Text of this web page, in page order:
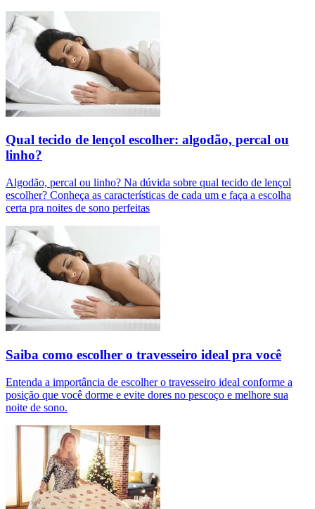
Qual tecido de lençol escolher: algodão, percal ou
linho?
Algodão, percal ou linho? Na dúvida sobre qual tecido de lençol
escolher? Conheça as características de cada um e faça a escolha
certa pra noites de sono perfeitas
Saiba como escolher o travesseiro ideal pra você
Entenda a importância de escolher o travesseiro ideal conforme a
posição que você dorme e evite dores no pescoço e melhore sua
noite de sono.